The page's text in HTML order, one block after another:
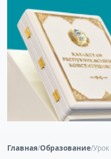
Главная/Образование/Урок